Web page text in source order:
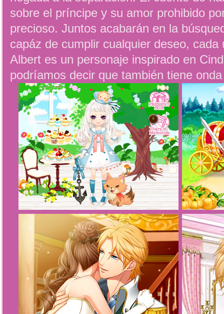
sobre el príncipe y su amor prohibido
precioso. Juntos acabarán en la
capáz de cumplir cualquier deseo, cada
Albert es un personaje inspirado en
podríamos decir que también tiene